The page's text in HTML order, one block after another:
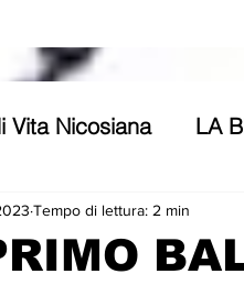
Vita Nicosiana LA
Entroterra
Tempo di lettura: 2 min